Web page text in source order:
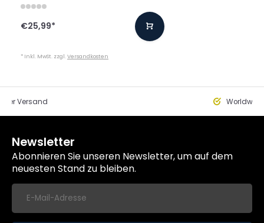
€25,99*
* Inkl. MwSt. zzgl.Versandkosten
Versand
Newsletter
Abonnieren Sie unseren Newsletter, um auf dem
neuesten Stand zu bleiben.